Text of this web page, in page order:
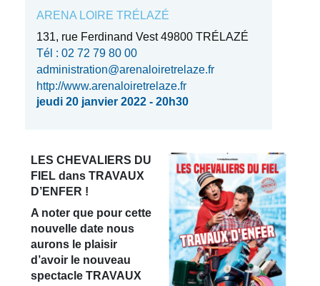
ARENA LOIRE TRÉLAZÉ
131, rue Ferdinand Vest 49800 TRÉLAZÉ
Tél : 02 72 79 80 00
administration@arenaloiretrelaze.fr
http://www.arenaloiretrelaze.fr
jeudi 20 janvier 2022 - 20h30
LES CHEVALIERS DU
FIEL dans TRAVAUX
D’ENFER !
A noter que pour cette
nouvelle date nous
aurons le plaisir
d’avoir le nouveau
spectacle TRAVAUX